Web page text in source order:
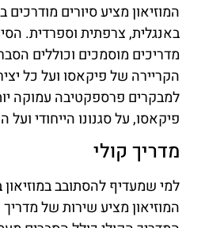
המוזיאון מציע סיורים
באנגלית, צרפתית וספרדית.
מדריכים מוסמכים וכוללים
הקריירה של פיקאסו ועל כל
למבקרים פרספקטיבה עמוקה
פיקאסו, על סגנונו הייחודי ועל
מדריך קולי
למי שמעדיף להסתובב
המוזיאון מציע שירות של